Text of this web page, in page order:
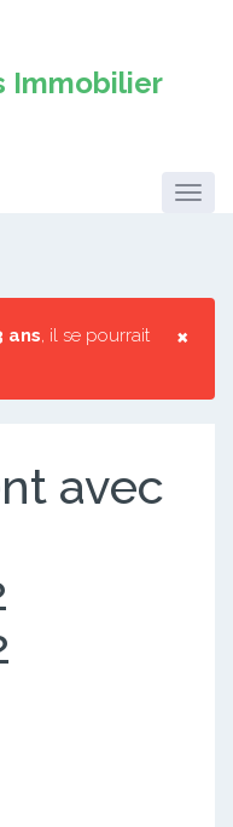
×
ans, il se pourrait
avec